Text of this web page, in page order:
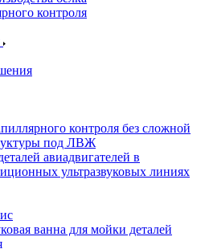
контроля
контроля без сложной
под ЛВЖ
авиадвигателей в
ультразвуковых линиях
ванна для мойки деталей